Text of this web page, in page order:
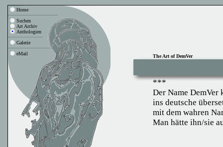
Home
Suchen
Art Archiv
Anthologien
Galerie
eMail
The Art of DemVer
***
Der Name
ins deutsche
mit dem wahren
Man hätte ihn/sie